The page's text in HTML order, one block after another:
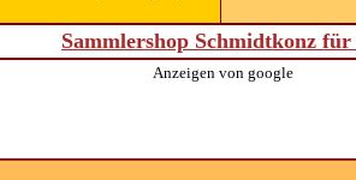
Sammlershop Schmidtkonz
Anzeigen von google